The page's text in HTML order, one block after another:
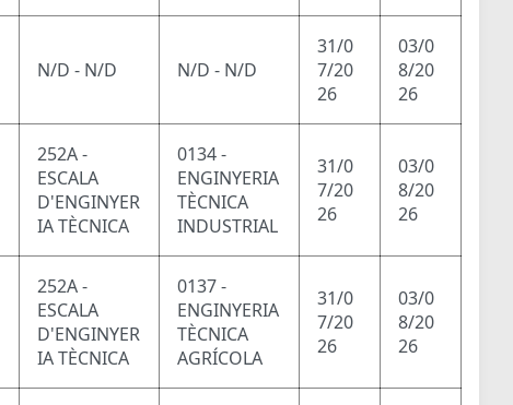
N/D - N/D N/D - N/D
31/0
7/20
26
03/0
8/20
26
252A -
ESCALA
D'ENGINYER
IA TÈCNICA
0134 -
ENGINYERIA
TÈCNICA
INDUSTRIAL
31/0
7/20
26
03/0
8/20
26
252A -
ESCALA
D'ENGINYER
IA TÈCNICA
0137 -
ENGINYERIA
TÈCNICA
AGRÍCOLA
31/0
7/20
26
03/0
8/20
26